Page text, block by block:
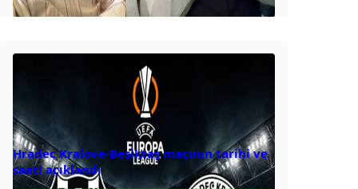
Hradec Kralove-Beşiktaş maçının tarihi ve
saati açıklandı